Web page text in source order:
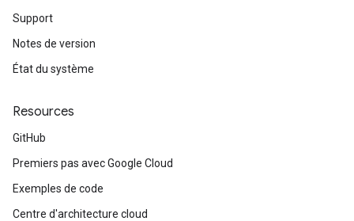
Support
Notes de version
État du système
Resources
GitHub
Premiers pas avec Google Cloud
Exemples de code
Centre d'architecture cloud